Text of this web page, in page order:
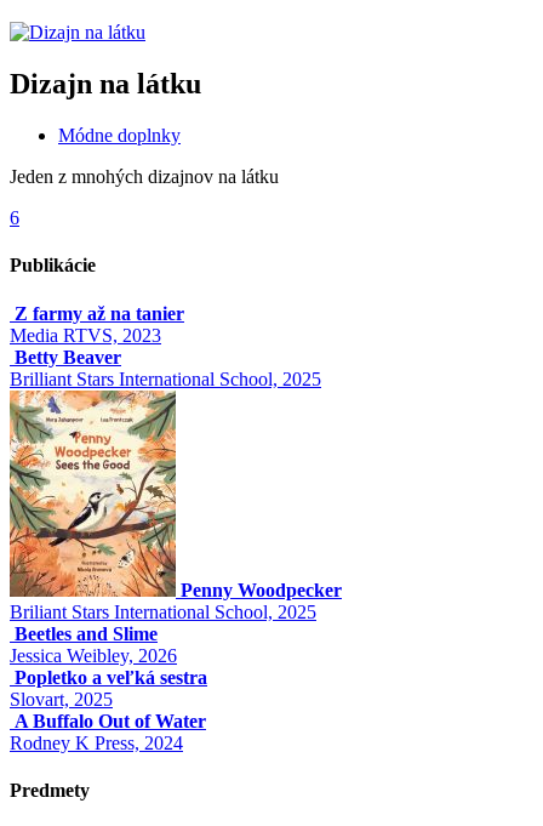
Dizajn na látku
Módne doplnky
Jeden z mnohých dizajnov na látku
6
Publikácie
Z farmy až na tanier
Media RTVS, 2023
Betty Beaver
Brilliant Stars International School, 2025
Penny Woodpecker
Briliant Stars International School, 2025
Beetles and Slime
Jessica Weibley, 2026
Popletko a veľká sestra
Slovart, 2025
A Buffalo Out of Water
Rodney K Press, 2024
Predmety